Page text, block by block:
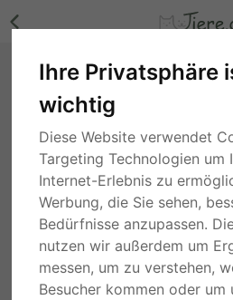
Ihre Privatsphäre
wichtig
Diese Website verwendet
Targeting Technologien um
Internet-Erlebnis zu
Werbung, die Sie sehen,
Bedürfnisse anzupassen.
nutzen wir außerdem um
messen, um zu verstehen,
Besucher kommen oder um
Nemo, unbekannt - Rüde
Berlin, vor 2 Jahren